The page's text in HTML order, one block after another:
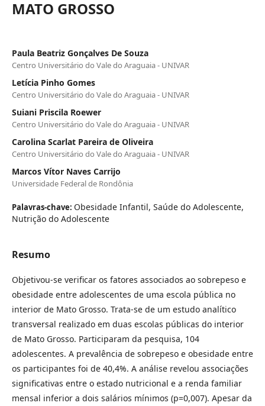
MATO GROSSO
Paula Beatriz Gonçalves De Souza
Centro Universitário do Vale do Araguaia - UNIVAR
Letícia Pinho Gomes
Centro Universitário do Vale do Araguaia - UNIVAR
Suiani Priscila Roewer
Centro Universitário do Vale do Araguaia - UNIVAR
Carolina Scarlat Pareira de Oliveira
Centro Universitário do Vale do Araguaia - UNIVAR
Marcos Vítor Naves Carrijo
Universidade Federal de Rondônia
Palavras-chave: Obesidade Infantil, Saúde do Adolescente,
Nutrição do Adolescente
Resumo
Objetivou-se verificar os fatores associados ao sobrepeso e
obesidade entre adolescentes de uma escola pública no
interior de Mato Grosso. Trata-se de um estudo analítico
transversal realizado em duas escolas públicas do interior
de Mato Grosso. Participaram da pesquisa, 104
adolescentes. A prevalência de sobrepeso e obesidade entre
os participantes foi de 40,4%. A análise revelou associações
significativas entre o estado nutricional e a renda familiar
mensal inferior a dois salários mínimos (p=0,007). Apesar da